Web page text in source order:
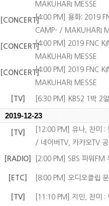
MAKUHARI MESSE
[CONCERT][4:00 PM] 용화: 2019
CAMP- / MAKUHARI
[CONCERT][4:00 PM] 2019 FNC
MAKUHARI MESSE
[CONCERT][4:00 PM] 2019 FNC
MAKUHARI MESSE
[TV] [6:30 PM] KBS2 1박 2
2019-12-23
[TV]
[12:00 PM] 유나, 찬미
/ 네이버TV, 카카오TV 공
[RADIO] [2:00 PM] SBS 파워FM
[ETC] [8:00 PM] 오디오클립
[TV] [11:10 PM] 지민, 찬미 :